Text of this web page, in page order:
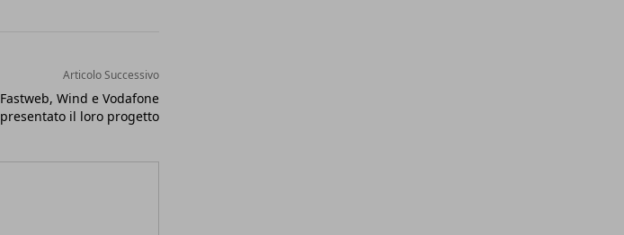
Articolo Successivo
Wind e Vodafone
il loro progetto